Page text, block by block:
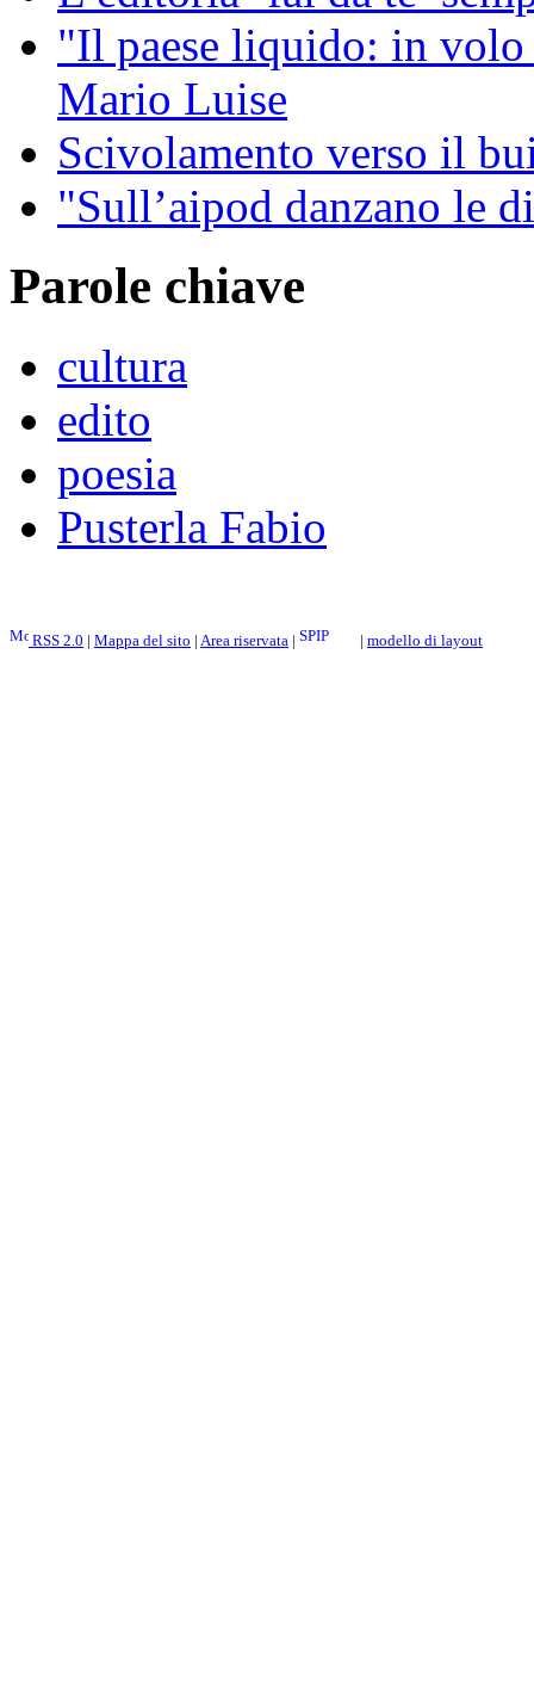
"Il paese liquido: in
Mario Luise
Scivolamento verso il
"Sull’aipod danzano le
Parole chiave
cultura
edito
poesia
Pusterla Fabio
RSS 2.0 | Mappa del sito | Area riservata | | modello di layout